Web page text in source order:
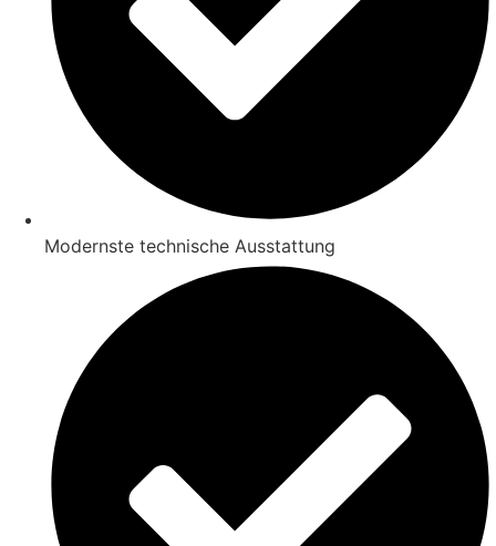
Modernste technische Ausstattung